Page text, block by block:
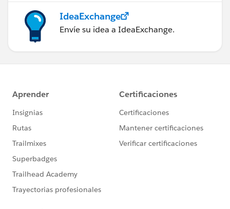
IdeaExchange
Envíe su idea a IdeaExchange.